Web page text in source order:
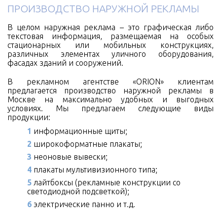
ПРОИЗВОДСТВО НАРУЖНОЙ РЕКЛАМЫ
В целом наружная реклама – это графическая либо
текстовая информация, размещаемая на особых
стационарных или мобильных конструкциях,
различных элементах уличного оборудования,
фасадах зданий и сооружений.
В рекламном агентстве «ORION» клиентам
предлагается производство наружной рекламы в
Москве на максимально удобных и выгодных
условиях. Мы предлагаем следующие виды
продукции:
информационные щиты;
широкоформатные плакаты;
неоновые вывески;
плакаты мультивизионного типа;
лайтбоксы (рекламные конструкции со
светодиодной подсветкой);
электрические панно и т.д.